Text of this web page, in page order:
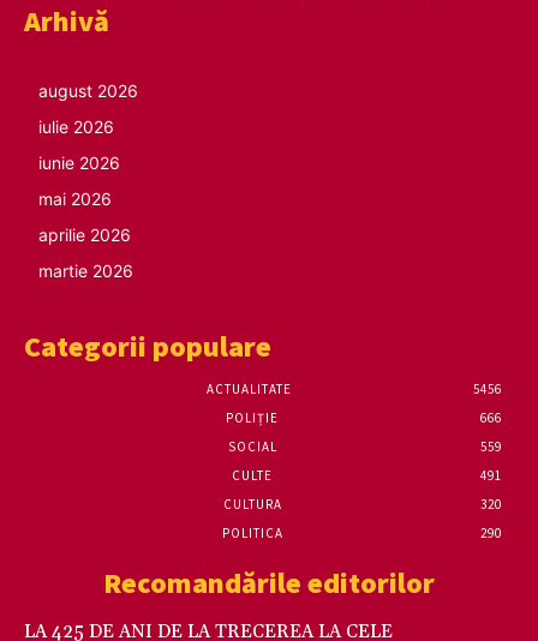
Arhivă
august 2026
iulie 2026
iunie 2026
mai 2026
aprilie 2026
martie 2026
Categorii populare
ACTUALITATE
5456
POLIȚIE
666
SOCIAL
559
CULTE
491
CULTURA
320
POLITICA
290
Recomandările editorilor
LA 425 DE ANI DE LA TRECEREA LA CELE